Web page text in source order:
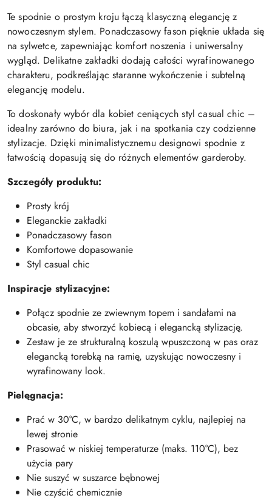
Te spodnie o prostym kroju łączą klasyczną elegancję z
nowoczesnym stylem. Ponadczasowy fason pięknie układa się
na sylwetce, zapewniając komfort noszenia i uniwersalny
wygląd. Delikatne zakładki dodają całości wyrafinowanego
charakteru, podkreślając staranne wykończenie i subtelną
elegancję modelu.
To doskonały wybór dla kobiet ceniących styl casual chic –
idealny zarówno do biura, jak i na spotkania czy codzienne
stylizacje. Dzięki minimalistycznemu designowi spodnie z
łatwością dopasują się do różnych elementów garderoby.
Szczegóły produktu:
Prosty krój
Eleganckie zakładki
Ponadczasowy fason
Komfortowe dopasowanie
Styl casual chic
Inspiracje stylizacyjne:
Połącz spodnie ze zwiewnym topem i sandałami na
obcasie, aby stworzyć kobiecą i elegancką stylizację.
Zestaw je ze strukturalną koszulą wpuszczoną w pas oraz
elegancką torebką na ramię, uzyskując nowoczesny i
wyrafinowany look.
Pielęgnacja:
Prać w 30°C, w bardzo delikatnym cyklu, najlepiej na
lewej stronie
Prasować w niskiej temperaturze (maks. 110°C), bez
użycia pary
Nie suszyć w suszarce bębnowej
Nie czyścić chemicznie